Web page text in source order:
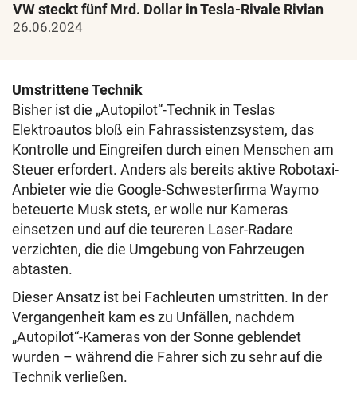
VW steckt fünf Mrd. Dollar in Tesla-Rivale Rivian
26.06.2024
Umstrittene Technik
Bisher ist die „Autopilot“-Technik in Teslas
Elektroautos bloß ein Fahrassistenzsystem, das
Kontrolle und Eingreifen durch einen Menschen am
Steuer erfordert. Anders als bereits aktive Robotaxi-
Anbieter wie die Google-Schwesterfirma Waymo
beteuerte Musk stets, er wolle nur Kameras
einsetzen und auf die teureren Laser-Radare
verzichten, die die Umgebung von Fahrzeugen
abtasten.
Dieser Ansatz ist bei Fachleuten umstritten. In der
Vergangenheit kam es zu Unfällen, nachdem
„Autopilot“-Kameras von der Sonne geblendet
wurden – während die Fahrer sich zu sehr auf die
Technik verließen.